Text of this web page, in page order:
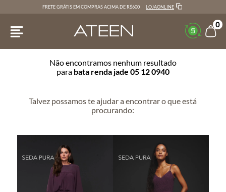
FRETE GRÁTIS EM COMPRAS ACIMA DE R$600 LOJAONLINE
0
Não encontramos nenhum resultado
para bata renda jade 05 12 0940
Talvez possamos te ajudar a encontrar o que está
procurando: